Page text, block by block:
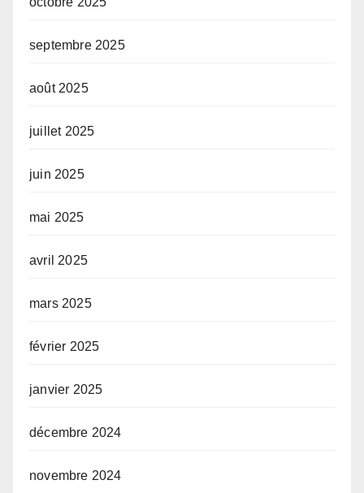
septembre 2025
août 2025
juillet 2025
juin 2025
mai 2025
avril 2025
mars 2025
février 2025
janvier 2025
décembre 2024
novembre 2024